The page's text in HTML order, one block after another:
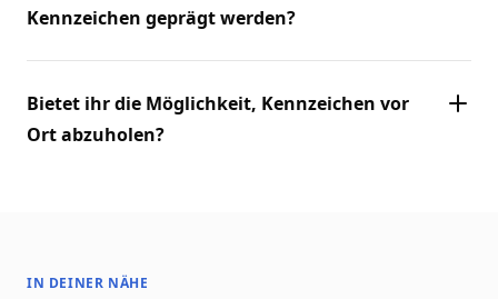
Kennzeichen geprägt werden?
Bietet ihr die Möglichkeit, Kennzeichen vor
Ort abzuholen?
IN DEINER NÄHE